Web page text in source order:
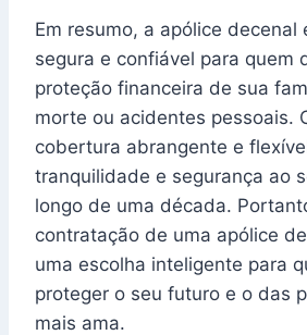
Em resumo, a apólice decenal
segura e confiável para quem
proteção financeira de sua
morte ou acidentes pessoais.
cobertura abrangente e
tranquilidade e segurança ao
longo de uma década.
contratação de uma apólice
uma escolha inteligente para
proteger o seu futuro e o das
mais ama.